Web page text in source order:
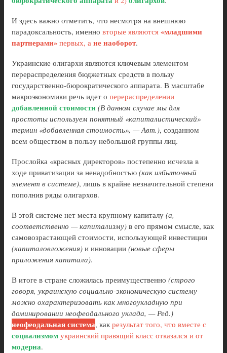
И здесь важно отметить, что несмотря на внешнюю
парадоксальность, именно вторые являются «младшими
партнерами» первых, а не наоборот.
Украинские олигархи являются ключевым элементом
перераспределения бюджетных средств в пользу
государственно-бюрократического аппарата. В масштабе
макроэкономики речь идет о перераспределении
добавленной стоимости (В данном случае мы для
простоты используем понятный «капиталистический»
термин «добавленная стоимость», — Авт.), созданном
всем обществом в пользу небольшой группы лиц.
Прослойка «красных директоров» постепенно исчезла в
ходе приватизации за ненадобностью (как избыточный
элемент в системе), лишь в крайне незначительной степени
пополнив ряды олигархов.
В этой системе нет места крупному капиталу (а,
соответственно — капитализму) в его прямом смысле, как
самовозрастающей стоимости, использующей инвестиции
(капиталовложения) и инновации (новые сферы
приложения капитала).
В итоге в стране сложилась преимущественно (строго
говоря, украинскую социально-экономическую систему
можно охарактеризовать как многоукладную при
доминировании неофеодального уклада, — Ред.)
неофеодальная система, как результат того, что вместе с
социализмом украинский правящий класс отказался и от
модерна.